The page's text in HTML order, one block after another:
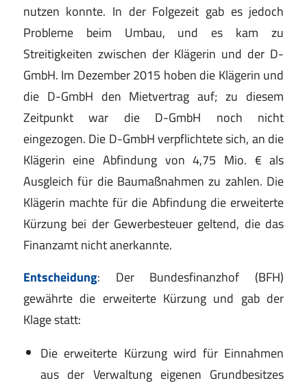
nutzen konnte. In der Folgezeit gab es jedoch
Probleme beim Umbau, und es kam zu
Streitigkeiten zwischen der Klägerin und der D-
GmbH. Im Dezember 2015 hoben die Klägerin und
die D-GmbH den Mietvertrag auf; zu diesem
Zeitpunkt war die D-GmbH noch nicht
eingezogen. Die D-GmbH verpflichtete sich, an die
Klägerin eine Abfindung von 4,75 Mio. € als
Ausgleich für die Baumaßnahmen zu zahlen. Die
Klägerin machte für die Abfindung die erweiterte
Kürzung bei der Gewerbesteuer geltend, die das
Finanzamt nicht anerkannte.
Entscheidung: Der Bundesfinanzhof (BFH)
gewährte die erweiterte Kürzung und gab der
Klage statt:
Die erweiterte Kürzung wird für Einnahmen
aus der Verwaltung eigenen Grundbesitzes